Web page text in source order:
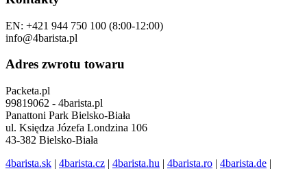
EN: +421 944 750 100 (8:00-12:00)
info@4barista.pl
Adres zwrotu towaru
Packeta.pl
99819062 - 4barista.pl
Panattoni Park Bielsko-Biała
ul. Księdza Józefa Londzina 106
43-382 Bielsko-Biała
4barista.sk | 4barista.cz | 4barista.hu | 4barista.ro | 4barista.de |